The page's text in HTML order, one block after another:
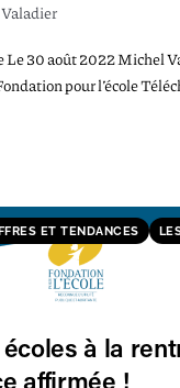
Le 30 août 2022 Michel
pour l’école
ET TENDANCES
à la
affirmée !